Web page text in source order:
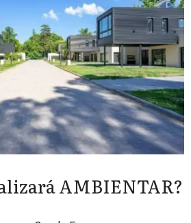
AMBIENTAR?